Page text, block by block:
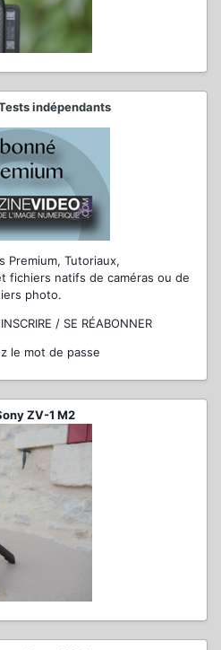
indépendants
Premium, Tutoriaux,
fichiers natifs de caméras ou de
photo.
/ SE RÉABONNER
le mot de passe
ZV-1 M2